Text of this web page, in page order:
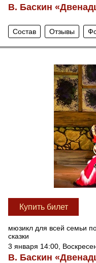
В. Баскин
Состав Отзывы
Купить билет
мюзикл для всей семьи
сказки
3 января 14:00,
В. Баскин